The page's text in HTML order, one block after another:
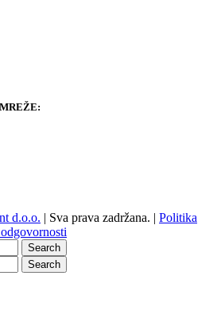
d.o.o. | Sva prava zadržana. | Politika
Search
Search